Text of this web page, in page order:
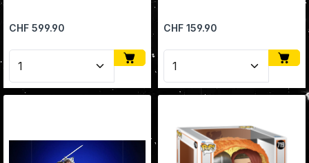
Regulärer Preis:
CHF 599.90
Produkt Anzahl: Gib den gewünschten Wert ein
Regulärer Preis:
CHF 159.90
Produkt Anzahl: Gib